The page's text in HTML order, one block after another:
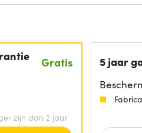
Gratis
zijn dan 2 jaar
5 jaar